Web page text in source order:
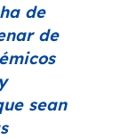
de
de
sean